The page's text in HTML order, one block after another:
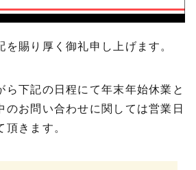
賜り厚く御礼申し上げます。
ら下記の日程にて年末年始休業と
のお問い合わせに関しては営業日
きます。